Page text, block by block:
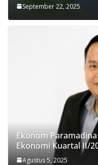
September 22, 2025
Ekonom
Ekonomi Kuartal II/
Agustus 5, 2025